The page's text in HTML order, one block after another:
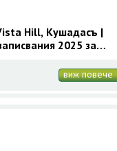
Hill, Кушадасъ |
2025 за
виж повече